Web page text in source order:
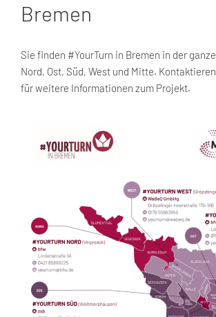
Bremen
Sie finden #YourTurn in Bremen in der
Nord, Ost, Süd, West und Mitte.
für weitere Informationen zum Projekt.